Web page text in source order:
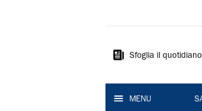
Sardegna
Sfoglia il quotidiano
MENU